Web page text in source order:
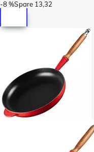
-8 %Spare 13,32